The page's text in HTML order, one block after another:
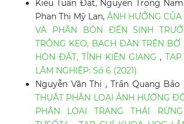
Kiều Tuấn Đạt, Nguyễn Trọng
Phan Thị Mỹ Lan, ẢNH HƯỞNG
VÀ PHÂN BÓN ĐẾN SINH
TRỒNG KEO, BẠCH ĐÀN TRÊN BỜ
HÒN ĐẤT, TỈNH KIÊN GIANG,
LÂM NGHIỆP: Số 6 (2021)
Nguyễn Văn Thị , Trần Quang Bảo
THUẬT PHÂN LOẠI ẢNH HƯỚNG
PHÂN LOẠI TRẠNG THÁI